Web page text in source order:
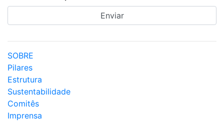
SOBRE
Pilares
Estrutura
Sustentabilidade
Comitês
Imprensa